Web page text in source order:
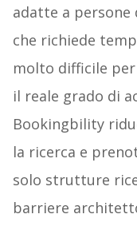
adatte a persone
che richiede
molto difficile
il reale grado di
Bookingbility
la ricerca e
solo strutture
barriere